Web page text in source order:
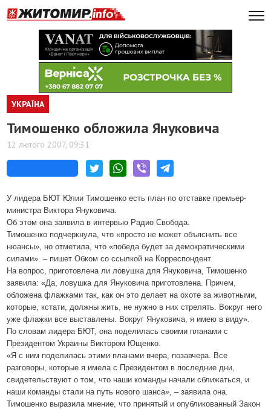
УКРАЇНА
Тимошенко обложила Януковича
12 лютого 2007, 09:31
У лидера БЮТ Юлии Тимошенко есть план по отставке премьер-
министра Виктора Януковича.
Об этом она заявила в интервью Радио Свобода.
Тимошенко подчеркнула, что «просто не может объяснить все
нюансы», но отметила, что «победа будет за демократическими
силами». – пишет Обком со ссылкой на Корреспондент.
На вопрос, приготовлена ли ловушка для Януковича, Тимошенко
заявила: «Да, ловушка для Януковича приготовлена. Причем,
обложена флажками так, как он это делает на охоте за животными,
которые, кстати, должны жить, не нужно в них стрелять. Вокруг него
уже флажки все выставлены. Вокруг Януковича, я имею в виду».
По словам лидера БЮТ, она поделилась своими планами с
Президентом Украины Виктором Ющенко.
«Я с ним поделилась этими планами вчера, позавчера. Все
разговоры, которые я имела с Президентом в последние дни,
свидетельствуют о том, что наши команды начали сближаться, и
наши команды стали на путь нового шанса», – заявила она.
Тимошенко выразила мнение, что принятый и опубликованный Закон